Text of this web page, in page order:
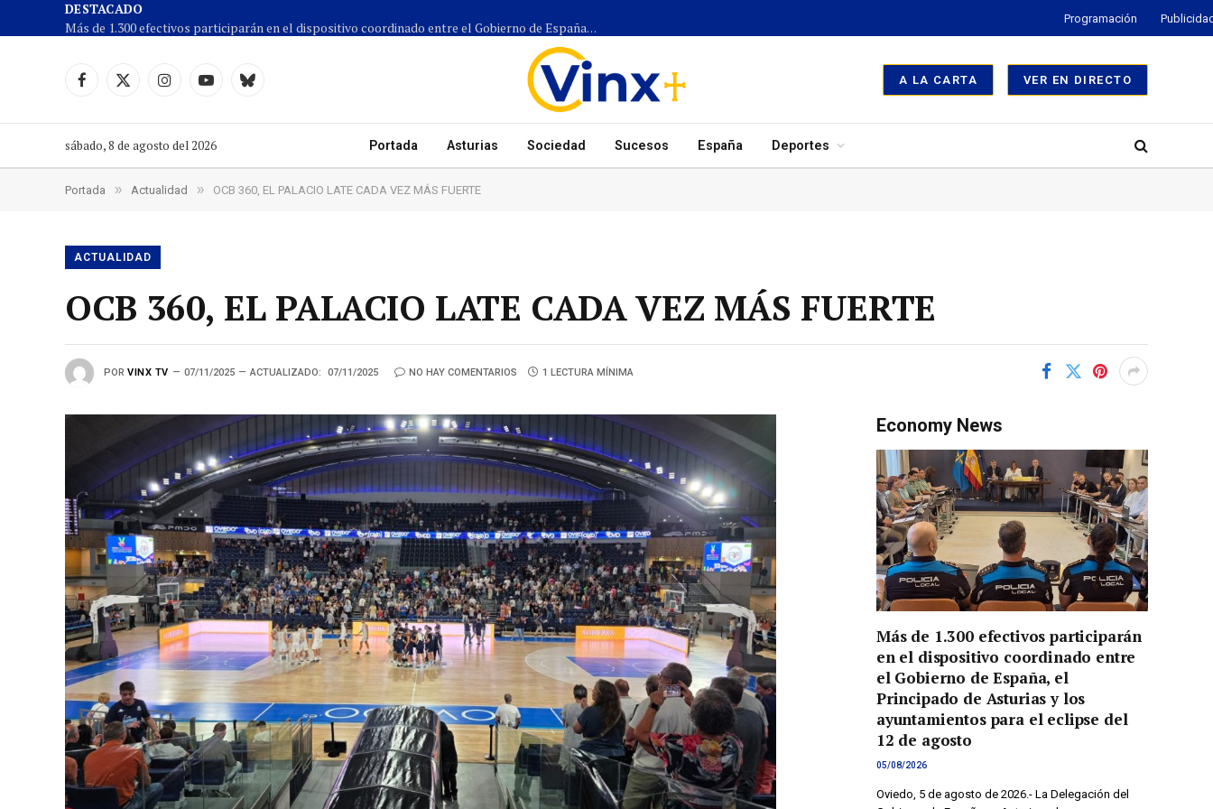
DESTACADO
Más de 1.300 efectivos participarán en el dispositivo coordinado entre el Gobierno de España, el Principado de Asturias y los ayuntamientos para el eclipse del 12 de agosto
Programación
Facebook
X
InstagramYouTubeCielo
A LA CARTA VER EN DIRECTO
sábado, 8 de agosto del 2026 Portada Asturias Sociedad Sucesos España Deportes
Portada » Actualidad » OCB 360, EL PALACIO LATE CADA VEZ MÁS FUERTE
ACTUALIDAD
OCB 360, EL PALACIO LATE CADA VEZ MÁS FUERTE
POR VINX TV 07/11/2025 ACTUALIZADO: 07/11/2025 NO HAY COMENTARIOS 1 LECTURA MÍNIMA
Economy News
Más de 1.300 efectivos participarán
en el dispositivo coordinado entre
el Gobierno de España, el
Principado de Asturias y los
ayuntamientos para el eclipse del
12 de agosto
05/08/2026
Oviedo, 5 de agosto de 2026.- La Delegación del